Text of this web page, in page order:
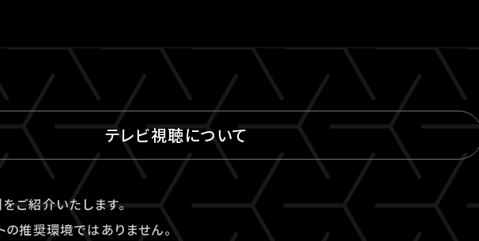
テレビ視聴について
ご紹介いたします。
の推奨環境ではありません。